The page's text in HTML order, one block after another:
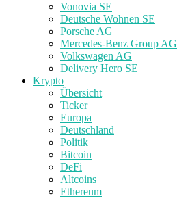
Vonovia SE
Deutsche Wohnen SE
Porsche AG
Mercedes-Benz Group AG
Volkswagen AG
Delivery Hero SE
Krypto
Übersicht
Ticker
Europa
Deutschland
Politik
Bitcoin
DeFi
Altcoins
Ethereum